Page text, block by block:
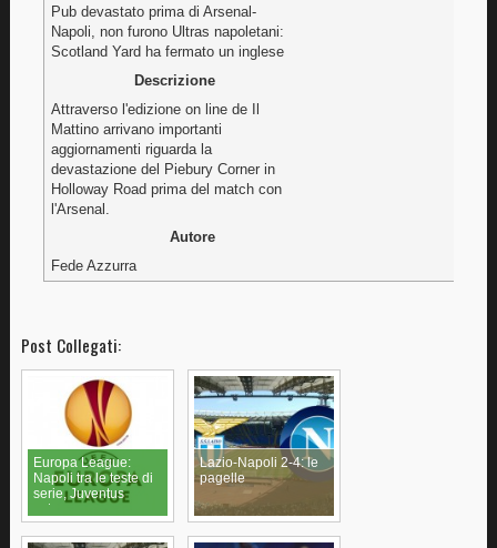
Pub devastato prima di Arsenal-
Napoli, non furono Ultras napoletani:
Scotland Yard ha fermato un inglese
Descrizione
Attraverso l'edizione on line de Il
Mattino arrivano importanti
aggiornamenti riguarda la
devastazione del Piebury Corner in
Holloway Road prima del match con
l'Arsenal.
Autore
Fede Azzurra
Post Collegati:
Europa League:
Napoli tra le teste di
serie, Juventus
estromessa
Lazio-Napoli 2-4: le
pagelle